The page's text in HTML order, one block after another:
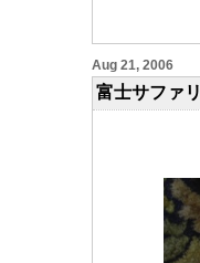
Aug 21, 2006
富士サファ